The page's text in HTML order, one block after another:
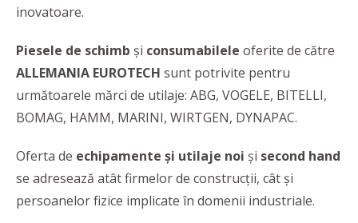
inovatoare.
Piesele de schimb și consumabilele oferite de către
ALLEMANIA EUROTECH sunt potrivite pentru
următoarele mărci de utilaje: ABG, VOGELE, BITELLI,
BOMAG, HAMM, MARINI, WIRTGEN, DYNAPAC.
Oferta de echipamente și utilaje noi și second hand
se adresează atât firmelor de construcții, cât și
persoanelor fizice implicate în domenii industriale.